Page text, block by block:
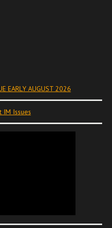
EARLY AUGUST 2026
IM Issues